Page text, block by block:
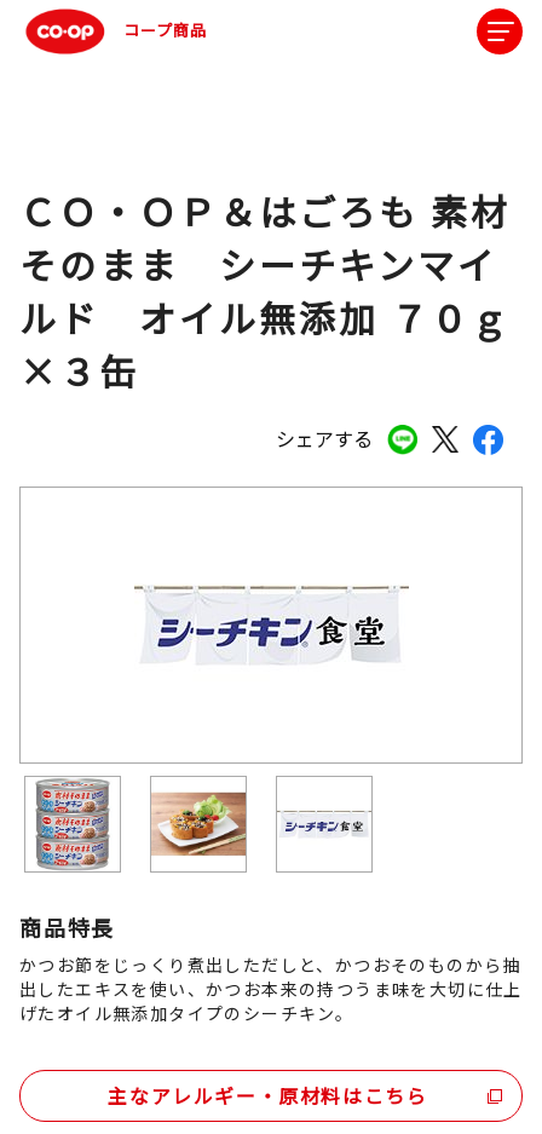
コープ商品
シェアする
ＣＯ・ＯＰ＆はごろも 素材
そのまま シーチキンマイ
ルド オイル無添加 ７０ｇ
×３缶
商品特長
かつお節をじっくり煮出しただしと、かつおそのものから抽
出したエキスを使い、かつお本来の持つうま味を大切に仕上
げたオイル無添加タイプのシーチキン。
主なアレルギー・原材料はこちら